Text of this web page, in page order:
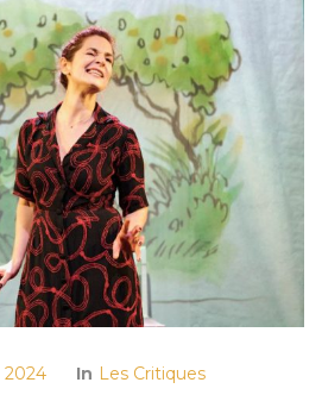
In Les Critiques